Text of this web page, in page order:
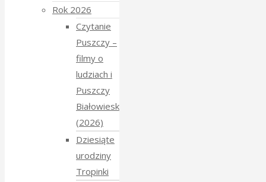
Rok 2026
Czytanie
Puszczy –
filmy o
ludziach i
Puszczy
Białowieskiej
(2026)
Dziesiąte
urodziny
Tropinki